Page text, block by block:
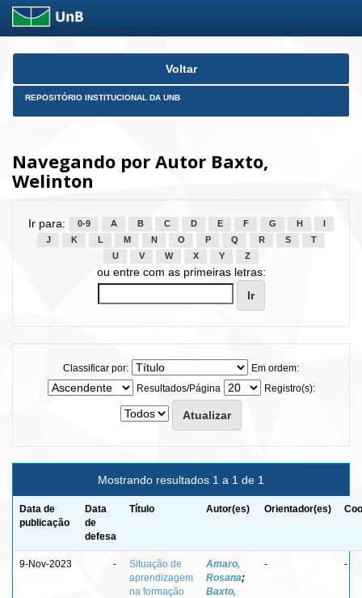
Skip
Voltar
REPOSITÓRIO INSTITUCIONAL DA UNB
Navegando por Autor Baxto,
Welinton
Ir para: 0-9 A B C D E F G H
J
K L M N O P Q R S
T
U
V W X Y Z
ou entre com as primeiras letras:
Classificar por:
Em ordem:
Resultados/Página
Registro(s):
Mostrando resultados 1 a 1 de 1
Data de
publicação
Data
de
defesa
Título Autor(es) Orientador(es)
9-Nov-2023 -
Situação de
aprendizagem
na formação
Amaro,
Rosana;
Baxto,
- -